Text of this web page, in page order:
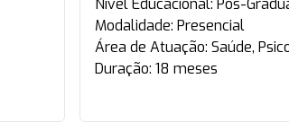
Nível Educacional: Pós-
Modalidade: Presencial
Área de Atuação: Saúde,
Duração: 18 meses